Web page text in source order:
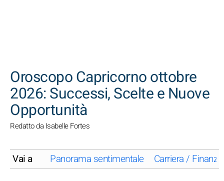
Oroscopo Capricorno ottobre
2026: Successi, Scelte e Nuove
Opportunità
Redatto da Isabelle Fortes
Vai a Panorama sentimentale Carriera / Finanze